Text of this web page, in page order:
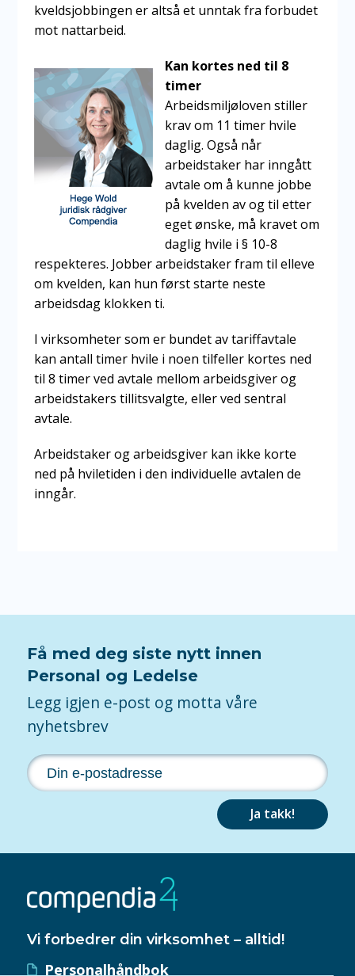
kveldsjobbingen er altså et unntak fra forbudet
mot nattarbeid.
Kan kortes ned til 8
timer
Arbeidsmiljøloven stiller
krav om 11 timer hvile
daglig. Også når
arbeidstaker har inngått
avtale om å kunne jobbe
på kvelden av og til etter
eget ønske, må kravet om
daglig hvile i § 10-8
respekteres. Jobber arbeidstaker fram til elleve
om kvelden, kan hun først starte neste
arbeidsdag klokken ti.
I virksomheter som er bundet av tariffavtale
kan antall timer hvile i noen tilfeller kortes ned
til 8 timer ved avtale mellom arbeidsgiver og
arbeidstakers tillitsvalgte, eller ved sentral
avtale.
Arbeidstaker og arbeidsgiver kan ikke korte
ned på hviletiden i den individuelle avtalen de
inngår.
Få med deg siste nytt innen
Personal og Ledelse
Legg igjen e-post og motta våre
nyhetsbrev
Ja takk!
Vi forbedrer din virksomhet – alltid!
Personalhåndbok